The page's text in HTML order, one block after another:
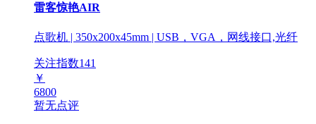
雷客惊艳AIR
点歌机 | 350x200x45mm | USB，VGA，网线接口,光纤
关注指数141
￥
6800
暂无点评